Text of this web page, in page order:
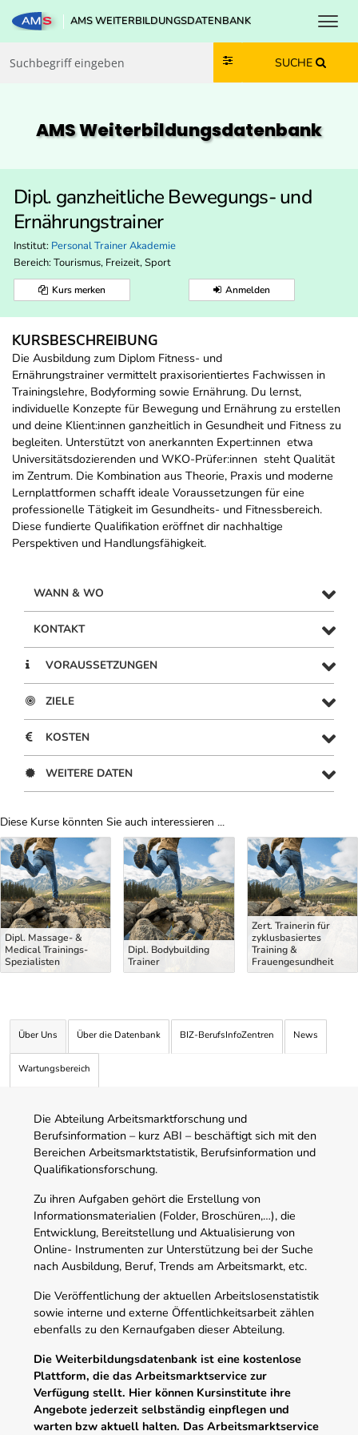
Zum Inhalt springen
Zum Navmenü springen
Zur Suche springen
Zur Footer springen
AMS WEITERBILDUNGSDATENBANK
SUCHE
AMS Weiterbildungs­datenbank
Dipl. ganzheitliche Bewegungs- und
Ernährungstrainer
Institut: Personal Trainer Akademie
Bereich: Tourismus, Freizeit, Sport
Kurs merken Anmelden
KURSBESCHREIBUNG
Die Ausbildung zum Diplom Fitness- und
Ernährungstrainer vermittelt praxisorientiertes Fachwissen in
Trainingslehre, Bodyforming sowie Ernährung. Du lernst,
individuelle Konzepte für Bewegung und Ernährung zu erstellen
und deine Klient:innen ganzheitlich in Gesundheit und Fitness zu
begleiten. Unterstützt von anerkannten Expert:innen  etwa
Universitätsdozierenden und WKO-Prüfer:innen  steht Qualität
im Zentrum. Die Kombination aus Theorie, Praxis und moderne
Lernplattformen schafft ideale Voraussetzungen für eine
professionelle Tätigkeit im Gesundheits- und Fitnessbereich.
Diese fundierte Qualifikation eröffnet dir nachhaltige
Perspektiven und Handlungsfähigkeit.
WANN & WO
KONTAKT
VORAUSSETZUNGEN
ZIELE
KOSTEN
WEITERE DATEN
Diese Kurse könnten Sie auch interessieren ...
Uber Weiterbildungsvorschläge
Dipl. Massage- &
Medical Trainings-
Spezialisten
Dipl. Bodybuilding
Trainer
Zert. Trainerin für
zyklusbasiertes
Training &
Frauengesundheit
Über Uns Über die Datenbank BIZ-BerufsInfoZentren News
Wartungsbereich
Die Abteilung Arbeitsmarktforschung und
Berufsinformation – kurz ABI – beschäftigt sich mit den
Bereichen Arbeitsmarktstatistik, Berufsinformation und
Qualifikationsforschung.
Zu ihren Aufgaben gehört die Erstellung von
Informationsmaterialien (Folder, Broschüren,…), die
Entwicklung, Bereitstellung und Aktualisierung von
Online- Instrumenten zur Unterstützung bei der Suche
nach Ausbildung, Beruf, Trends am Arbeitsmarkt, etc.
Die Veröffentlichung der aktuellen Arbeitslosenstatistik
sowie interne und externe Öffentlichkeitsarbeit zählen
ebenfalls zu den Kernaufgaben dieser Abteilung.
Die Weiterbildungsdatenbank ist eine kostenlose
Plattform, die das Arbeitsmarktservice zur
Verfügung stellt. Hier können Kursinstitute ihre
Angebote jederzeit selbständig einpflegen und
warten bzw aktuell halten. Das Arbeitsmarktservice